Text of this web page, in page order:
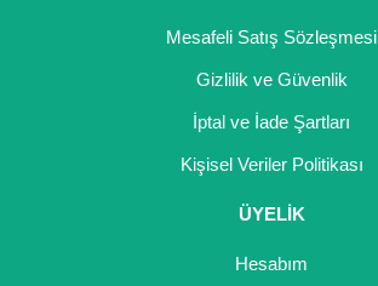
Mesafeli Satış Sözleşmesi
Gizlilik ve Güvenlik
İptal ve İade Şartları
Kişisel Veriler Politikası
ÜYELİK
Hesabım